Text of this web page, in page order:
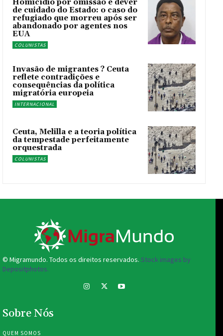
Homicídio por omissão e dever
de cuidado do Estado: o caso do
refugiado que morreu após ser
abandonado por agentes nos
EUA
COLUNISTAS
Invasão de migrantes ? Ceuta
reflete contradições e
consequências da política
migratória europeia
INTERNACIONAL
Ceuta, Melilla e a teoria política
da tempestade perfeitamente
orquestrada
COLUNISTAS
© Migramundo. Todos os direitos reservados. Stock images by
Depositphotos.
Sobre Nós
QUEM SOMOS